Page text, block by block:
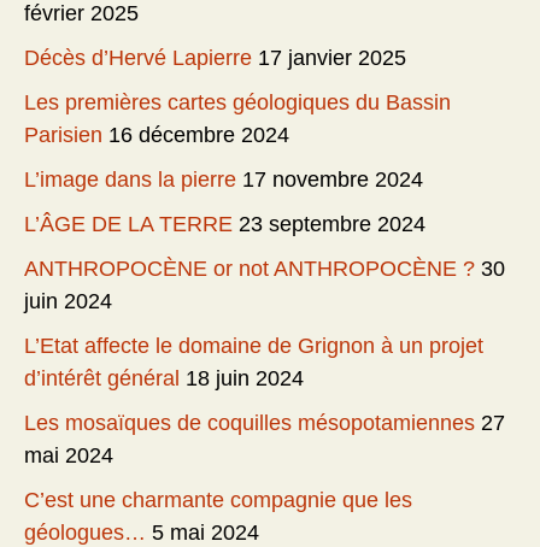
février 2025
Décès d’Hervé Lapierre 17 janvier 2025
Les premières cartes géologiques du Bassin
Parisien 16 décembre 2024
L’image dans la pierre 17 novembre 2024
L’ÂGE DE LA TERRE 23 septembre 2024
ANTHROPOCÈNE or not ANTHROPOCÈNE ? 30
juin 2024
L’Etat affecte le domaine de Grignon à un projet
d’intérêt général 18 juin 2024
Les mosaïques de coquilles mésopotamiennes 27
mai 2024
C’est une charmante compagnie que les
géologues… 5 mai 2024